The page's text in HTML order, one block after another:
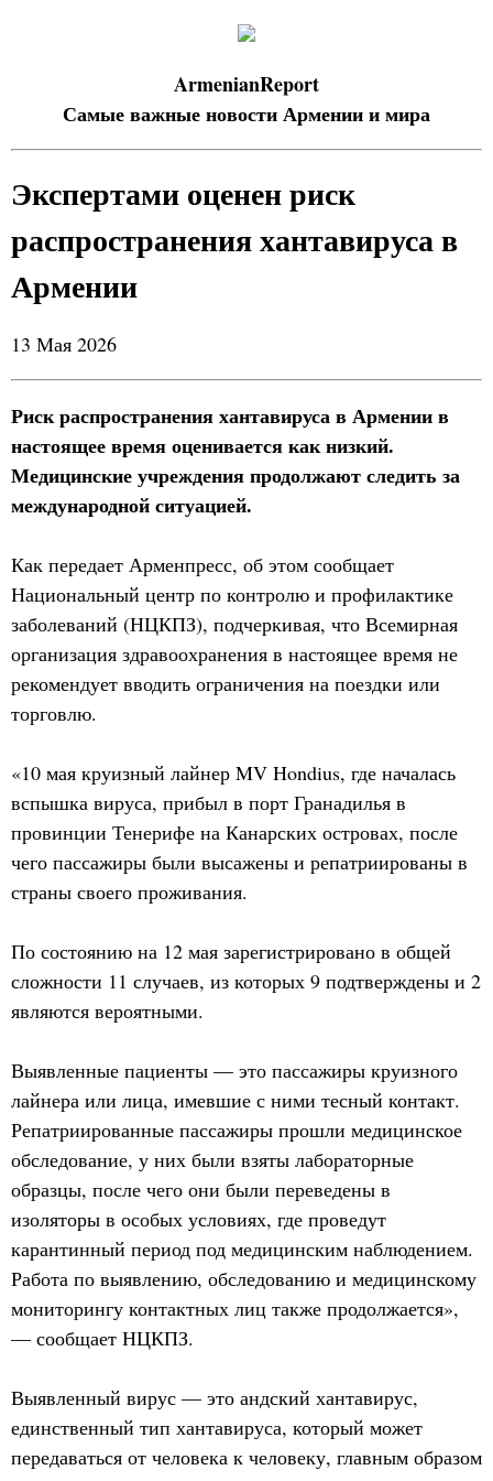
ArmenianReport
Самые важные новости Армении и мира
Экспертами оценен риск
распространения хантавируса в
Армении
13 Мая 2026
Риск распространения хантавируса в Армении в
настоящее время оценивается как низкий.
Медицинские учреждения продолжают следить за
международной ситуацией.
Как передает Арменпресс, об этом сообщает
Национальный центр по контролю и профилактике
заболеваний (НЦКПЗ), подчеркивая, что Всемирная
организация здравоохранения в настоящее время не
рекомендует вводить ограничения на поездки или
торговлю.
«10 мая круизный лайнер MV Hondius, где началась
вспышка вируса, прибыл в порт Гранадилья в
провинции Тенерифе на Канарских островах, после
чего пассажиры были высажены и репатриированы в
страны своего проживания.
По состоянию на 12 мая зарегистрировано в общей
сложности 11 случаев, из которых 9 подтверждены и 2
являются вероятными.
Выявленные пациенты — это пассажиры круизного
лайнера или лица, имевшие с ними тесный контакт.
Репатриированные пассажиры прошли медицинское
обследование, у них были взяты лабораторные
образцы, после чего они были переведены в
изоляторы в особых условиях, где проведут
карантинный период под медицинским наблюдением.
Работа по выявлению, обследованию и медицинскому
мониторингу контактных лиц также продолжается»,
— сообщает НЦКПЗ.
Выявленный вирус — это андский хантавирус,
единственный тип хантавируса, который может
передаваться от человека к человеку, главным образом